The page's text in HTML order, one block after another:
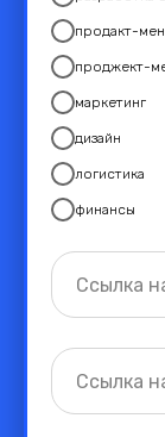
продакт-
проджект-
маркетинг
дизайн
логистика
финансы